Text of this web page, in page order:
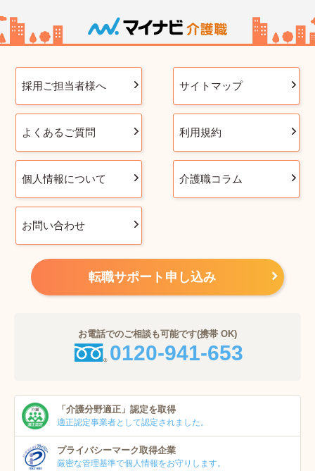
採用ご担当者様へ サイトマップ
よくあるご質問 利用規約
個人情報について 介護職コラム
お問い合わせ
転職サポート申し込み
お電話でのご相談も可能です(携帯 OK)
0120-941-653
「介護分野適正」 認定を取得
適正認定事業者として認定されました。
プライバシーマーク取得企業
厳密な管理基準で個人情報をお守りします。